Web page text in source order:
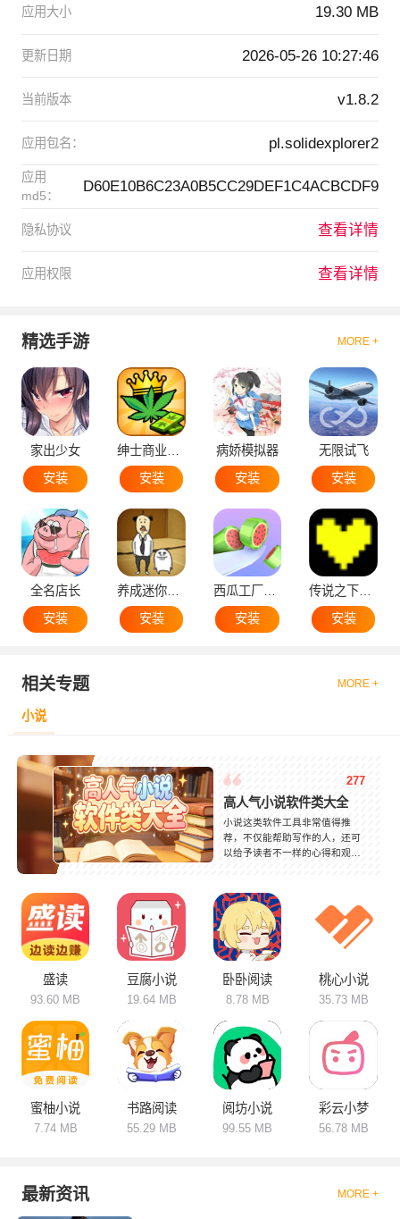
应用大小 19.30 MB
更新日期 2026-05-26 10:27:46
当前版本 v1.8.2
应用包名： pl.solidexplorer2
应用
md5：
D60E10B6C23A0B5CC29DEF1C4ACBCDF9
隐私协议 查看详情
应用权限 查看详情
精选手游 MORE +
家出少女
安装
安装
病娇模拟器
安装
无限试飞
安装
全名店长
安装
安装
安装
安装
相关专题 MORE +
小说
277
高人气小说软件类大全
小说这类软件工具非常值得推
荐，不仅能帮助写作的人，还可
以给予读者不一样的心得和观后
可以发表评论，夸赞作者并且得
到回复，真是非常快乐的事情，
感兴趣的小伙伴们快下载阅读起
来吧！
盛读
93.60 MB
豆腐小说
19.64 MB
卧卧阅读
8.78 MB
桃心小说
35.73 MB
蜜柚小说
7.74 MB
书路阅读
55.29 MB
阅坊小说
99.55 MB
彩云小梦
56.78 MB
最新资讯 MORE +